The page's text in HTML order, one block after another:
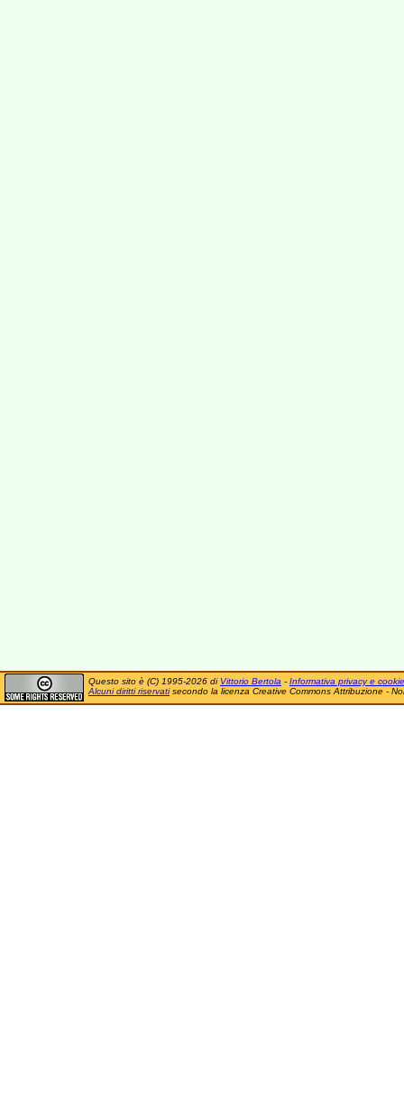
Questo sito è (C) 1995-2026 di Vittorio Bertola - Informativa privacy e cookie
Alcuni diritti riservatisecondo la licenza Creative Commons Attribuzione -